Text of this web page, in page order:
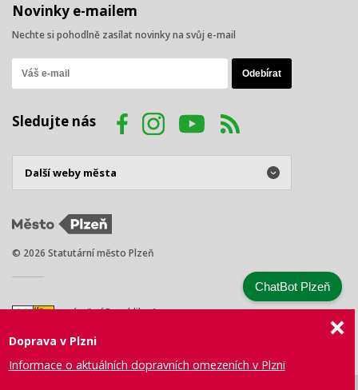
Novinky e-mailem
Nechte si pohodlně zasílat novinky na svůj e-mail
Sledujte nás
© 2026 Statutární město Plzeň
náměstí Republiky 1
Tel.: +420 378 031 111
Doprava v Plzni
Informace o aktuálních dopravních omezeních v Plzni
ChatBot Plzeň